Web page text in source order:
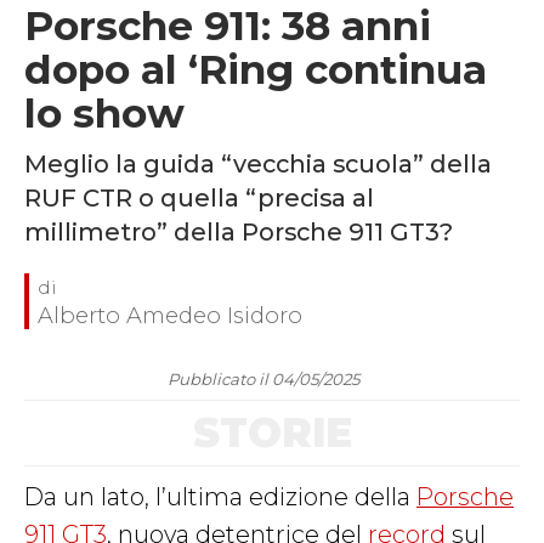
Porsche 911: 38 anni
dopo al ‘Ring continua
lo show
Meglio la guida “vecchia scuola” della
RUF CTR o quella “precisa al
millimetro” della Porsche 911 GT3?
Alberto Amedeo Isidoro
Pubblicato il 04/05/2025
Da un lato, l’ultima edizione della Porsche
911 GT3, nuova detentrice del record sul